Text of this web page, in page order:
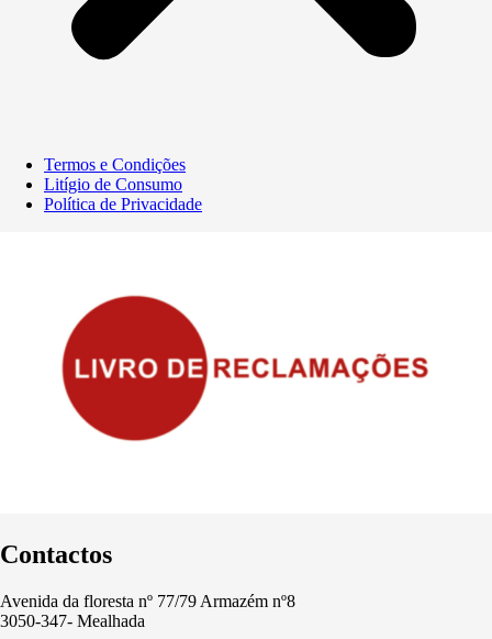
Termos e Condições
Litígio de Consumo
Política de Privacidade
Contactos
Avenida da floresta nº 77/79 Armazém nº8
3050-347- Mealhada